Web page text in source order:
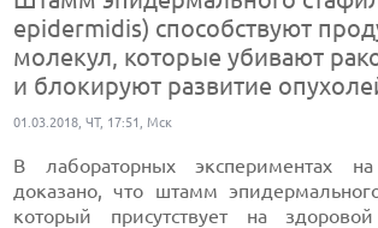
epidermidis) способствуют
молекул, которые убивают
и блокируют развитие
01.03.2018, ЧТ, 17:51, Мск
В лабораторных экспериментах
доказано, что штамм
который присутствует на